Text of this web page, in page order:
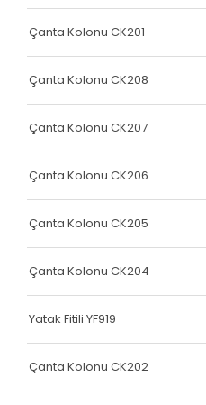
Çanta Kolonu
Yatak Fitili
Yatak Fitili
Yatak Fitili
Yatak Fitili
Yatak Fitili
Terlik Kolonu
Hava Kapsülü
Çanta Kolonu CK201
Çanta Kolonu CK208
Çanta Kolonu CK207
Çanta Kolonu CK206
Çanta Kolonu CK205
Çanta Kolonu CK204
Yatak Fitili YF919
Çanta Kolonu CK202